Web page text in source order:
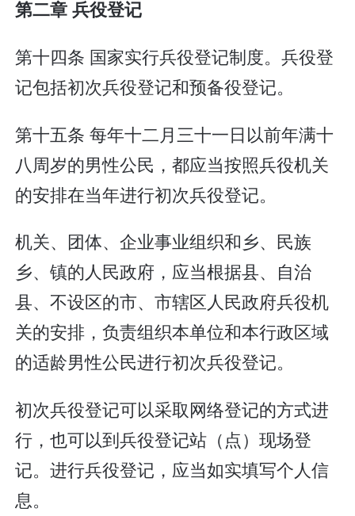
第二章 兵役登记
第十四条 国家实行兵役登记制度。兵役登
记包括初次兵役登记和预备役登记。
第十五条 每年十二月三十一日以前年满十
八周岁的男性公民，都应当按照兵役机关
的安排在当年进行初次兵役登记。
机关、团体、企业事业组织和乡、民族
乡、镇的人民政府，应当根据县、自治
县、不设区的市、市辖区人民政府兵役机
关的安排，负责组织本单位和本行政区域
的适龄男性公民进行初次兵役登记。
初次兵役登记可以采取网络登记的方式进
行，也可以到兵役登记站（点）现场登
记。进行兵役登记，应当如实填写个人信
息。